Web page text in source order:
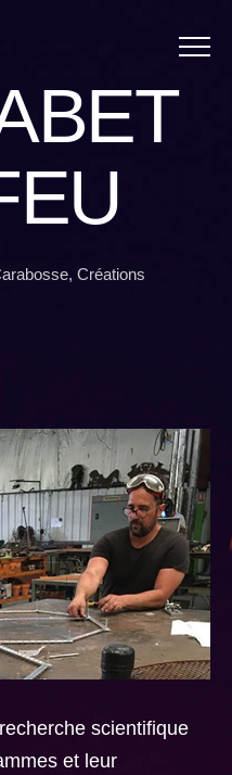
: , Créations
scientifique
et leur